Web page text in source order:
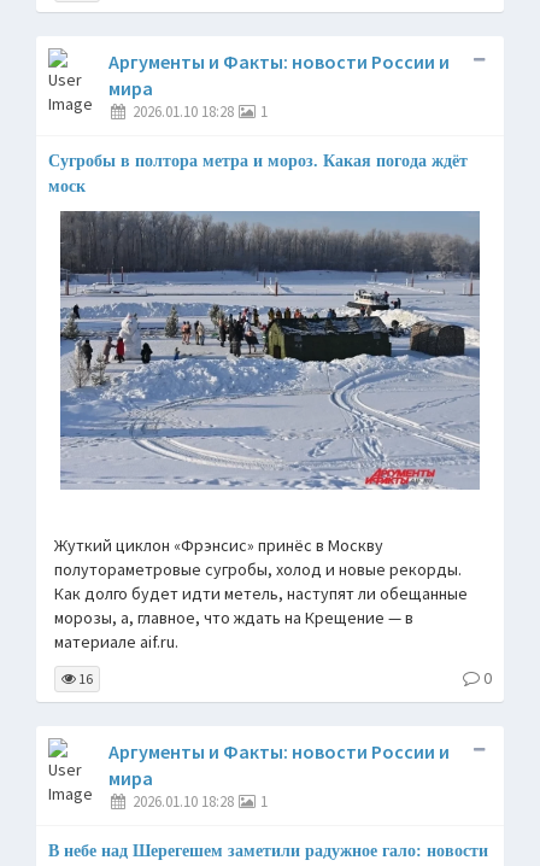
Аргументы и Факты: новости России и
мира
2026.01.10 18:28 1
Сугробы в полтора метра и мороз. Какая погода ждёт
моск
Жуткий циклон «Фрэнсис» принёс в Москву
полутораметровые сугробы, холод и новые рекорды.
Как долго будет идти метель, наступят ли обещанные
морозы, а, главное, что ждать на Крещение — в
материале aif.ru.
16 0
Аргументы и Факты: новости России и
мира
2026.01.10 18:28 1
В небе над Шерегешем заметили радужное гало: новости